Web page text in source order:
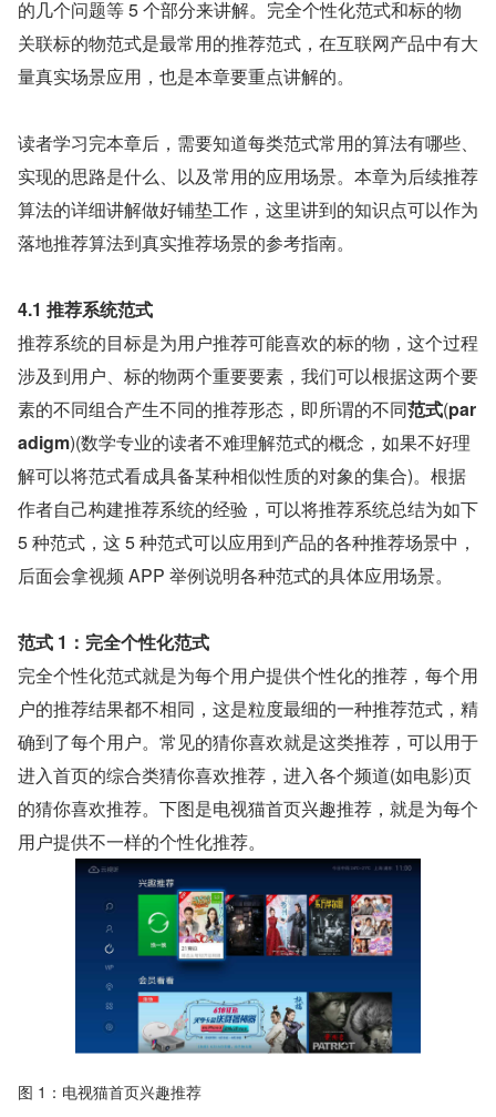
的几个问题等 5 个部分来讲解。完全个性化范式和标的物
关联标的物范式是最常用的推荐范式，在互联网产品中有大
量真实场景应用，也是本章要重点讲解的。
读者学习完本章后，需要知道每类范式常用的算法有哪些、
实现的思路是什么、以及常用的应用场景。本章为后续推荐
算法的详细讲解做好铺垫工作，这里讲到的知识点可以作为
落地推荐算法到真实推荐场景的参考指南。
4.1 推荐系统范式
推荐系统的目标是为用户推荐可能喜欢的标的物，这个过程
涉及到用户、标的物两个重要要素，我们可以根据这两个要
素的不同组合产生不同的推荐形态，即所谓的不同范式(par
adigm)(数学专业的读者不难理解范式的概念，如果不好理
解可以将范式看成具备某种相似性质的对象的集合)。根据
作者自己构建推荐系统的经验，可以将推荐系统总结为如下
5 种范式，这 5 种范式可以应用到产品的各种推荐场景中，
后面会拿视频 APP 举例说明各种范式的具体应用场景。
范式 1：完全个性化范式
完全个性化范式就是为每个用户提供个性化的推荐，每个用
户的推荐结果都不相同，这是粒度最细的一种推荐范式，精
确到了每个用户。常见的猜你喜欢就是这类推荐，可以用于
进入首页的综合类猜你喜欢推荐，进入各个频道(如电影)页
的猜你喜欢推荐。下图是电视猫首页兴趣推荐，就是为每个
用户提供不一样的个性化推荐。
图 1：电视猫首页兴趣推荐